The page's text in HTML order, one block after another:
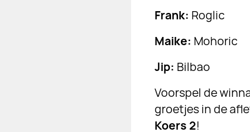
Frank: Roglic
Maike: Mohoric
Jip: Bilbao
Voorspel de
groetjes in de
Koers 2!